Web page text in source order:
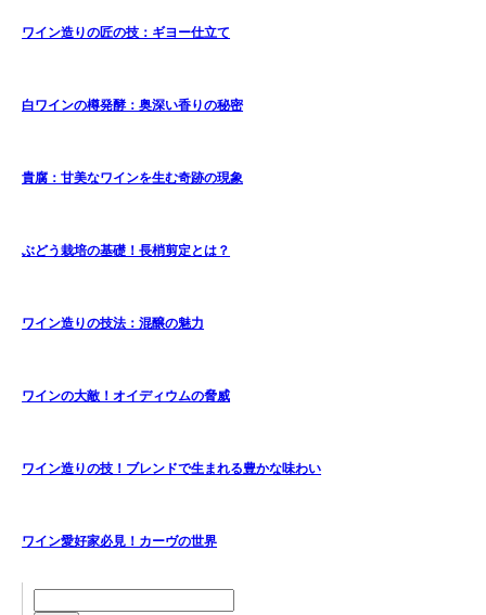
ワイン造りの匠の技：ギヨー仕立て
白ワインの樽発酵：奥深い香りの秘密
貴腐：甘美なワインを生む奇跡の現象
ぶどう栽培の基礎！長梢剪定とは？
ワイン造りの技法：混醸の魅力
ワインの大敵！オイディウムの脅威
ワイン造りの技！ブレンドで生まれる豊かな味わい
ワイン愛好家必見！カーヴの世界